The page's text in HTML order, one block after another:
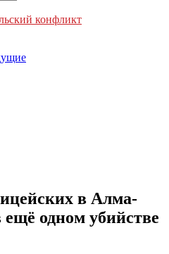
конфликт
в Алма-
ещё одном убийстве